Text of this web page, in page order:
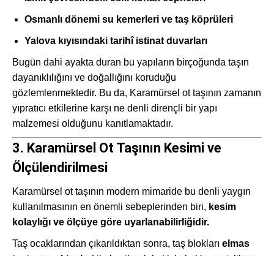
Osmanlı dönemi su kemerleri ve taş köprüleri
Yalova kıyısındaki tarihî istinat duvarları
Bugün dahi ayakta duran bu yapıların birçoğunda taşın
dayanıklılığını ve doğallığını koruduğu
gözlemlenmektedir. Bu da, Karamürsel ot taşının zamanın
yıpratıcı etkilerine karşı ne denli dirençli bir yapı
malzemesi olduğunu kanıtlamaktadır.
3. Karamürsel Ot Taşının Kesimi ve
Ölçülendirilmesi
Karamürsel ot taşının modern mimaride bu denli yaygın
kullanılmasının en önemli sebeplerinden biri, kesim
kolaylığı ve ölçüye göre uyarlanabilirliğidir.
Taş ocaklarından çıkarıldıktan sonra, taş blokları elmas